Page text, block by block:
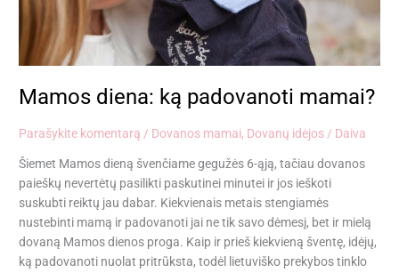
Mamos diena: ką padovanoti mamai?
Parašykite komentarą / Dovanos mamai, Dovanų idėjos / Daiva
Šiemet Mamos dieną švenčiame gegužės 6-ąją, tačiau dovanos
paieškų nevertėtų pasilikti paskutinei minutei ir jos ieškoti
suskubti reiktų jau dabar. Kiekvienais metais stengiamės
nustebinti mamą ir padovanoti jai ne tik savo dėmesį, bet ir mielą
dovaną Mamos dienos proga. Kaip ir prieš kiekvieną šventę, idėjų,
ką padovanoti nuolat pritrūksta, todėl lietuviško prekybos tinklo